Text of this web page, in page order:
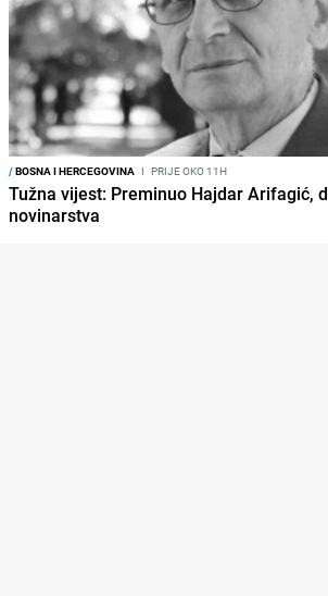
/BOSNA I HERCEGOVINA I PRIJE OKO 11H
Tužna vijest: Preminuo Hajdar Arifagić,
novinarstva